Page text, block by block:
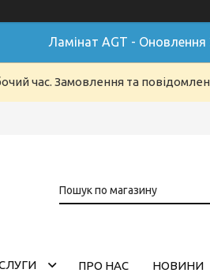
Ламінат AGT - Оновлення
час. Замовлення та
ПРО НАС НОВИНИ